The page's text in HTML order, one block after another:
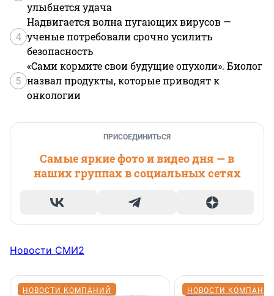
улыбнется удача
4
Надвигается волна пугающих вирусов —
ученые потребовали срочно усилить
безопасность
5
«Сами кормите свои будущие опухоли». Биолог
назвал продукты, которые приводят к
онкологии
ПРИСОЕДИНИТЬСЯ
Самые яркие фото и видео дня — в
наших группах в социальных сетях
Новости СМИ2
НОВОСТИ КОМПАНИЙ НОВОСТИ